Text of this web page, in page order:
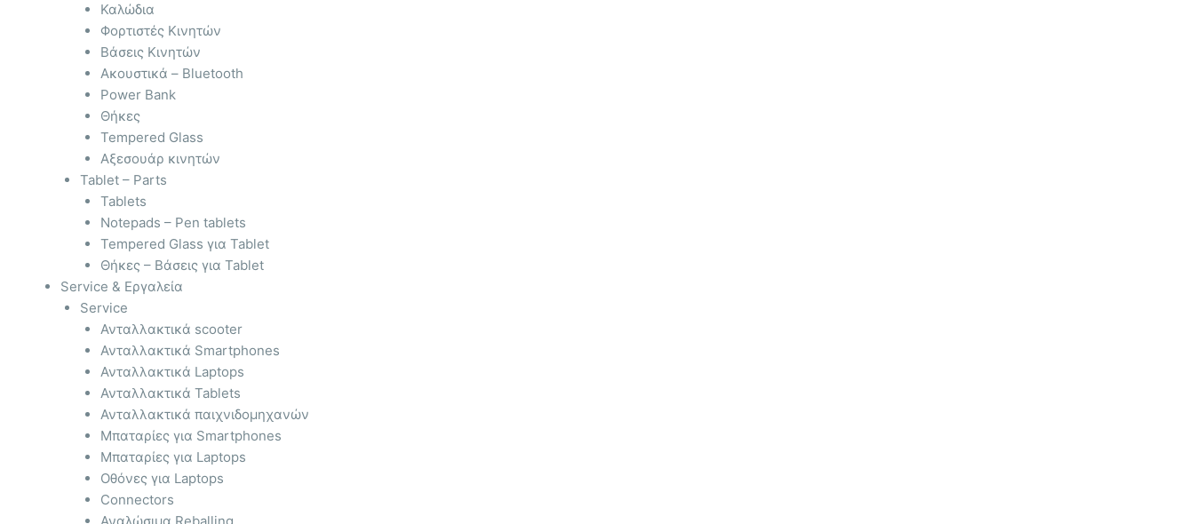
Καλώδια
Φορτιστές Κινητών
Βάσεις Κινητών
Ακουστικά – Bluetooth
Power Bank
Θήκες
Tempered Glass
Αξεσουάρ κινητών
Tablet – Parts
Tablets
Notepads – Pen tablets
Tempered Glass για Tablet
Θήκες – Βάσεις για Tablet
Service & Εργαλεία
Service
Ανταλλακτικά scooter
Ανταλλακτικά Smartphones
Ανταλλακτικά Laptops
Ανταλλακτικά Tablets
Ανταλλακτικά παιχνιδομηχανών
Μπαταρίες για Smartphones
Μπαταρίες για Laptops
Οθόνες για Laptops
Connectors